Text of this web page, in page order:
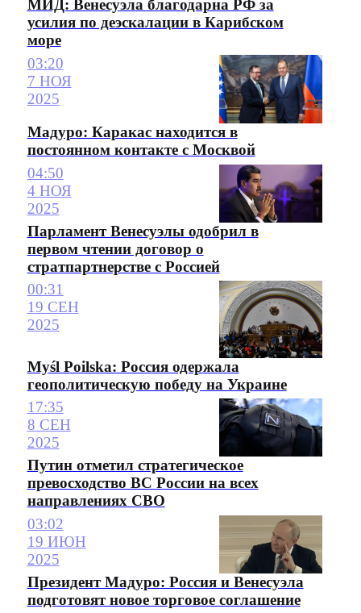
МИД: Венесуэла благодарна РФ за
усилия по деэскалации в Карибском
море
03:20
7 НОЯ
2025
Мадуро: Каракас находится в
постоянном контакте с Москвой
04:50
4 НОЯ
2025
Парламент Венесуэлы одобрил в
первом чтении договор о
стратпартнерстве с Россией
00:31
19 СЕН
2025
Myśl Poilska: Россия одержала
геополитическую победу на Украине
17:35
8 СЕН
2025
Путин отметил стратегическое
превосходство ВС России на всех
направлениях СВО
03:02
19 ИЮН
2025
Президент Мадуро: Россия и Венесуэла
подготовят новое торговое соглашение